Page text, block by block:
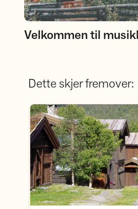
Velkommen til
Dette skjer fremover: